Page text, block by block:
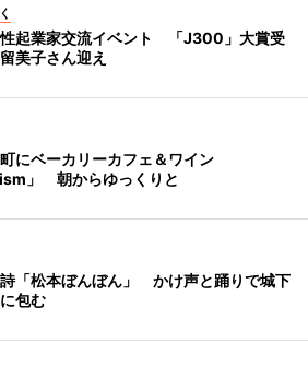
起業家交流イベント 「J300」大賞受
美子さん迎え
にベーカリーカフェ＆ワイン
」 朝からゆっくりと
「松本ぼんぼん」 かけ声と踊りで城下
包む